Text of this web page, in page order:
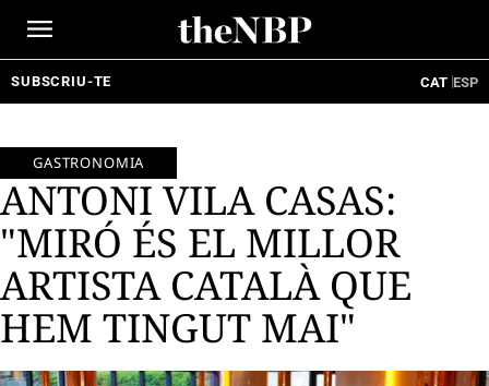
SUBSCRIU-TE CAT ESP
GASTRONOMIA
ANTONI VILA CASAS:
"MIRÓ ÉS EL MILLOR
ARTISTA CATALÀ QUE
HEM TINGUT MAI"